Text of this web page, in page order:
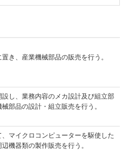
き、産業機械部品の販売を行う。
し、業務内容のメカ設計及び組立部
部品の設計・組立販売を行う。
マイクロコンピューターを駆使した
機器類の製作販売を行う。